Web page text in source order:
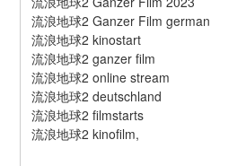
流浪地球2 Ganzer Film german
流浪地球2 kinostart
流浪地球2 ganzer film
流浪地球2 online stream
流浪地球2 deutschland
流浪地球2 filmstarts
流浪地球2 kinofilm,